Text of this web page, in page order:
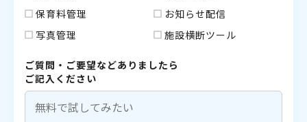
保育料管理
お知らせ配信
写真管理
施設横断ツール
ご質問・ご要望などありましたら
ご記入ください